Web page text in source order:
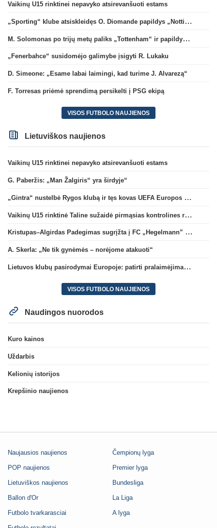
Vaikinų U15 rinktinei nepavyko atsirevanšuoti estams
„Sporting“ klube atsiskleidęs O. Diomande papildys „Nottingham“ gretas
M. Solomonas po trijų metų paliks „Tottenham“ ir papildys „West Ham“ klubą
„Fenerbahce“ susidomėjo galimybe įsigyti R. Lukaku
D. Simeone: „Esame labai laimingi, kad turime J. Alvarezą“
F. Torresas priėmė sprendimą persikelti į PSG ekipą
VISOS FUTBOLO NAUJIENOS
Lietuviškos naujienos
Vaikinų U15 rinktinei nepavyko atsirevanšuoti estams
G. Paberžis: „Man Žalgiris“ yra širdyje“
„Gintra“ nustelbė Rygos klubą ir tęs kovas UEFA Europos taurės atrankoje
Vaikinų U15 rinktinė Taline sužaidė pirmąsias kontrolines rungtynes
Kristupas–Algirdas Padegimas sugrįžta į FC „Hegelmann” B sudėtį
A. Skerla: „Ne tik gynėmės – norėjome atakuoti“
Lietuvos klubų pasirodymai Europoje: patirti pralaimėjimai Kroatijos atstovams
VISOS FUTBOLO NAUJIENOS
Naudingos nuorodos
Kuro kainos
Uždarbis
Kelionių istorijos
Krepšinio naujienos
Naujausios naujienos
POP naujienos
Lietuviškos naujienos
Ballon d'Or
Futbolo tvarkarasciai
Čempionų lyga
Premier lyga
Bundesliga
La Liga
A lyga